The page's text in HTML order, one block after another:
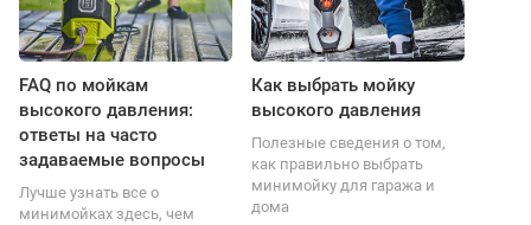
FAQ по мойкам
высокого давления:
ответы на часто
задаваемые вопросы
Лучше узнать все о
минимойках здесь, чем
Как выбрать мойку
высокого давления
Полезные сведения о том,
как правильно выбрать
минимойку для гаража и
дома